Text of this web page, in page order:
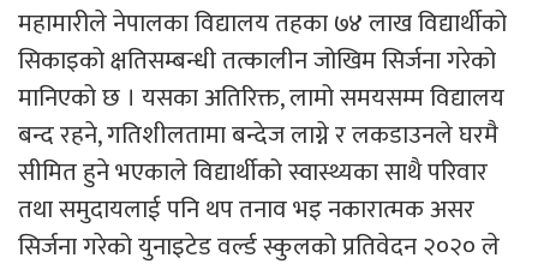
महामारीले नेपालका विद्यालय तहका ७४ लाख विद्यार्थीको
सिकाइको क्षतिसम्बन्धी तत्कालीन जोखिम सिर्जना गरेको
मानिएको छ । यसका अतिरिक्त, लामो समयसम्म विद्यालय
बन्द रहने, गतिशीलतामा बन्देज लाग्ने र लकडाउनले घरमै
सीमित हुने भएकाले विद्यार्थीको स्वास्थ्यका साथै परिवार
तथा समुदायलाई पनि थप तनाव भइ नकारात्मक असर
सिर्जना गरेको युनाइटेड वर्ल्ड स्कुलको प्रतिवेदन २०२० ले